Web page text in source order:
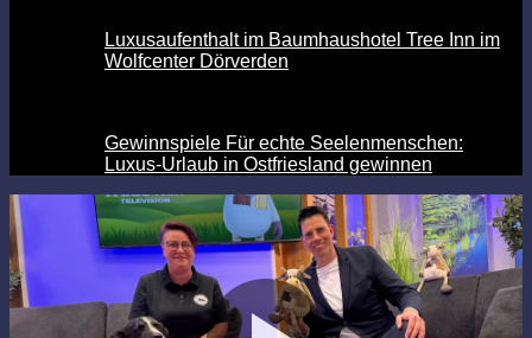
Luxusaufenthalt im Baumhaushotel Tree Inn im
Wolfcenter Dörverden
Gewinnspiele Für echte Seelenmenschen:
Luxus-Urlaub in Ostfriesland gewinnen